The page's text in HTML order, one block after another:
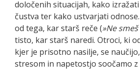
določenih situacijah, kako
čustva ter kako ustvarjati
od tega, kar starš reče (»Ne
tisto, kar starš naredi. Otroci, ki
kjer je prisotno nasilje, se
stresom in napetostjo soočamo z